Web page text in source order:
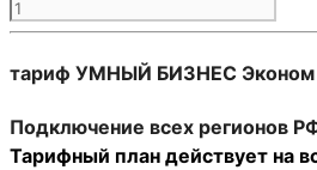
Количество
товара
Сеть
Эконом
М
тариф УМНЫЙ БИЗНЕС Эконом
Подключение всех регионов
Тарифный план действует на